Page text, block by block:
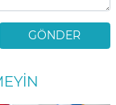
GÖNDER